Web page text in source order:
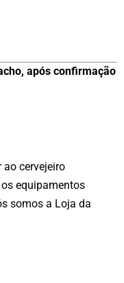
após confirmação
ao cervejeiro
equipamentos
somos a Loja da